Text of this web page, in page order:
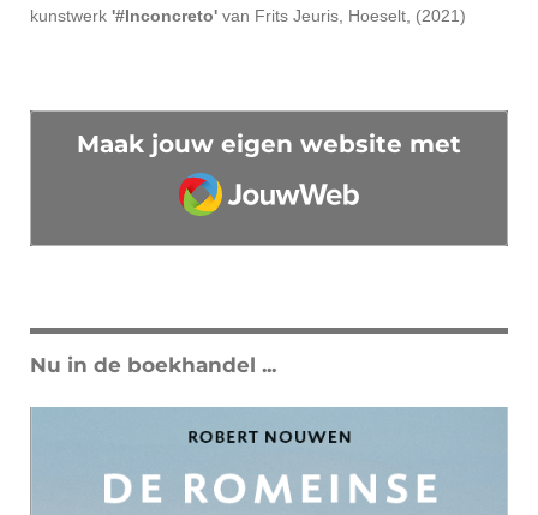
kunstwerk '#Inconcreto' van Frits Jeuris, Hoeselt, (2021)
Maak jouw eigen website met
JouwWeb
Nu in de boekhandel ...